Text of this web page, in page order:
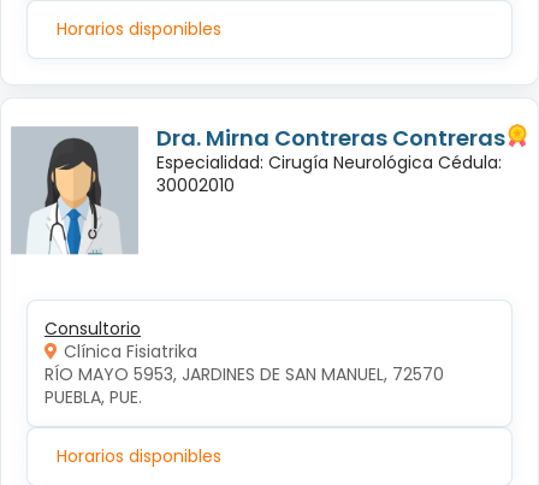
Horarios disponibles
Dra. Mirna Contreras Contreras
Especialidad: Cirugía Neurológica Cédula:
30002010
Consultorio
Clínica Fisiatrika
RÍO MAYO 5953, JARDINES DE SAN MANUEL, 72570
PUEBLA, PUE.
Horarios disponibles